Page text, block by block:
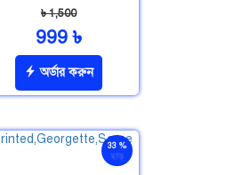
৳ 1,500
999 ৳
অর্ডার করুন
33 %
ছাড়